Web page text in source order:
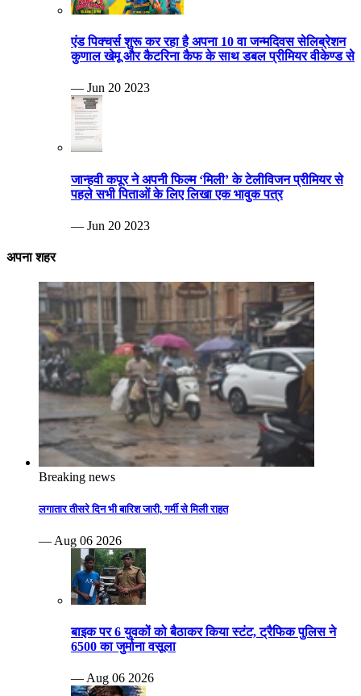
एंड पिक्चर्स शुरू कर रहा है अपना 10 वा जन्मदिवस सेलिब्रेशन
कुणाल खेमू और कैटरिना कैफ के साथ डबल प्रीमियर वीकेण्ड से
— Jun 20 2023
जान्हवी कपूर ने अपनी फिल्म ‘मिली’ के टेलीविजन प्रीमियर से
पहले सभी पिताओं के लिए लिखा एक भावुक पत्र
— Jun 20 2023
अपना शहर
Breaking news
लगातार तीसरे दिन भी बारिश जारी, गर्मी से मिली राहत
— Aug 06 2026
बाइक पर 6 युवकों को बैठाकर किया स्टंट, ट्रैफिक पुलिस ने
6500 का जुर्माना वसूला
— Aug 06 2026